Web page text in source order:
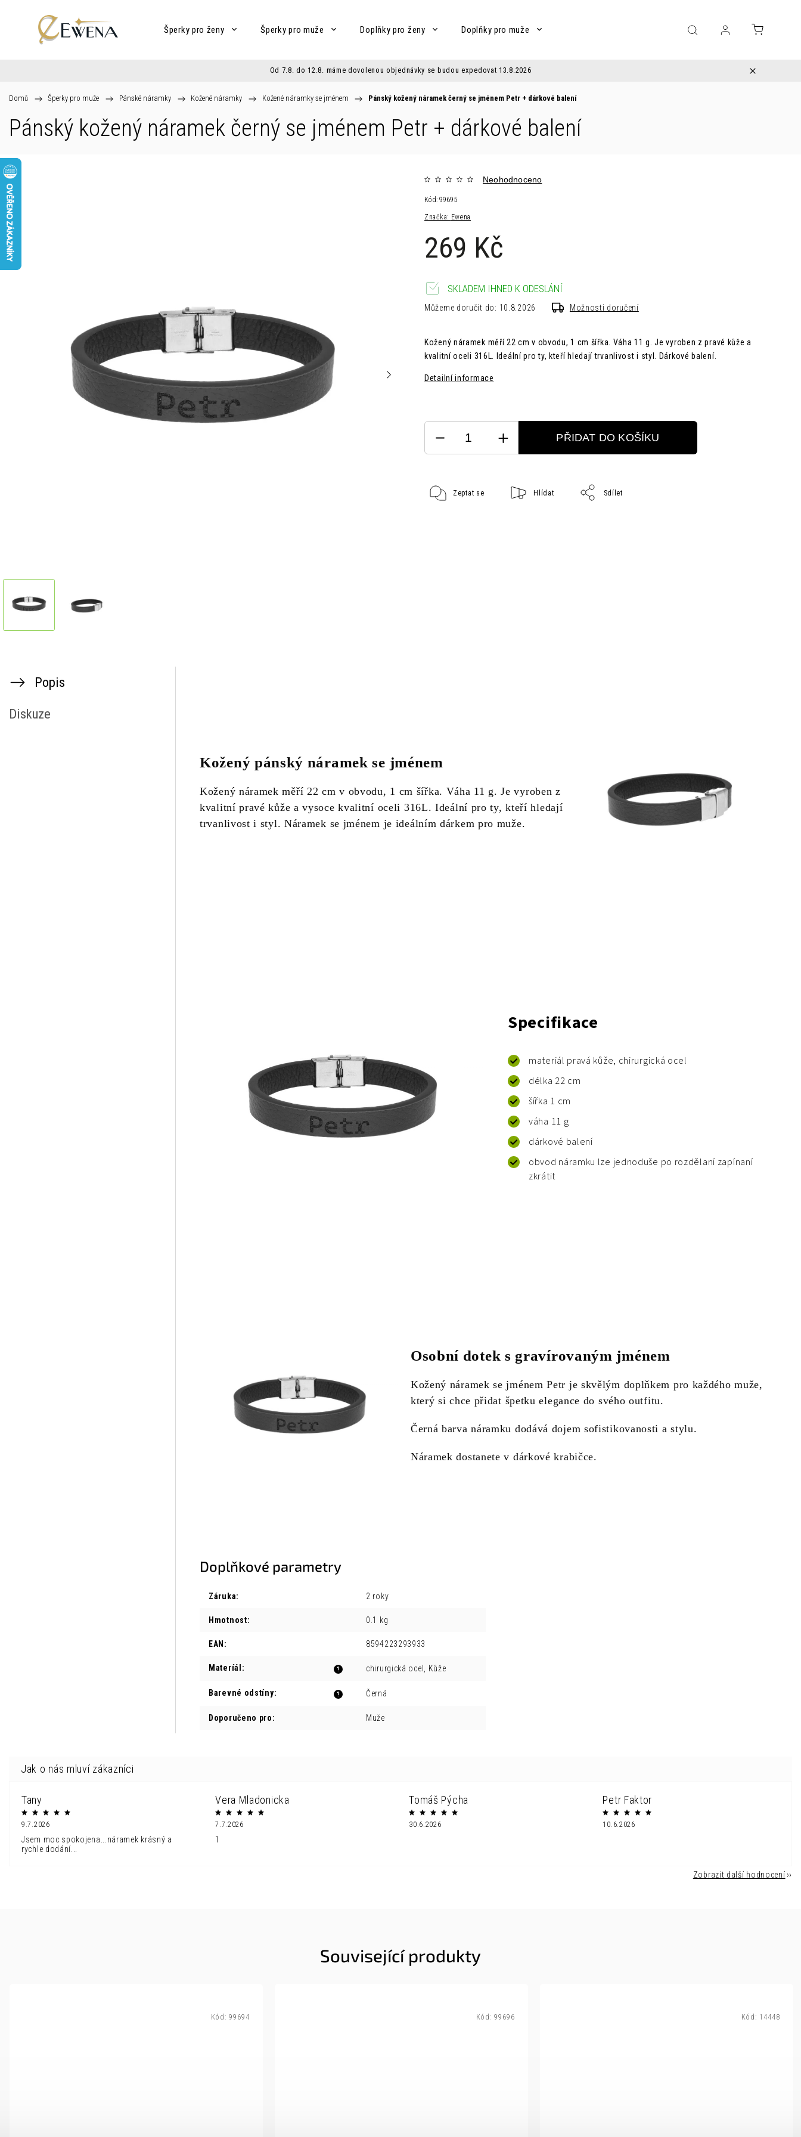
Šperky pro ženy Šperky pro muže Doplňky pro ženy Doplňky pro muže Výprodej Bižuterie
Od 7.8. do 12.8. máme dovolenou objednávky se budou expedovat 13.8.2026
Domů / Šperky pro muže / Pánské náramky / Kožené náramky / Kožené náramky se jménem / Pánský kožený náramek černý se jménem Petr + dárkové balení
Pánský kožený náramek černý se jménem Petr + dárkové balení
Značka: Ewena
Neohodnoceno
269 Kč
Kód: 99695
Kožený náramek měří 22 cm v obvodu, 1 cm šířka. Váha 11 g. Je vyroben z pravé kůže a
kvalitní oceli 316L. Ideální pro ty, kteří hledají trvanlivost i styl. Dárkové balení.
Detailní informace
SKLADEM IHNED K ODESLÁNÍ
Můžeme doručit do: 10.8.2026 Možnosti doručení
PŘIDAT DO KOŠÍKU
Zeptat se Hlídat Sdílet
Popis
Diskuze
Kožený pánský náramek se jménem
Kožený náramek měří 22 cm v obvodu, 1 cm šířka. Váha 11 g. Je vyroben z
kvalitní pravé kůže a vysoce kvalitní oceli 316L. Ideální pro ty, kteří hledají
trvanlivost i styl. Náramek se jménem je ideálním dárkem pro muže.
Specifikace
materiál pravá kůže, chirurgická ocel
délka 22 cm
šířka 1 cm
váha 11 g
dárkové balení
obvod náramku lze jednoduše po rozdělaní zapínaní
zkrátit
Osobní dotek s gravírovaným jménem
Kožený náramek se jménem Petr je skvělým doplňkem pro každého muže,
který si chce přidat špetku elegance do svého outfitu.
Černá barva náramku dodává dojem sofistikovanosti a stylu.
Náramek dostanete v dárkové krabičce.
Doplňkové parametry
Záruka: 2 roky
Hmotnost: 0.1 kg
EAN : 8594223293933
?
Materíál : chirurgická ocel, Kůže
?
Barevné odstíny: Černá
Doporučeno pro: Muže
Tany
9.7.2026
Jsem moc spokojena...náramek krásný a
rychle dodání...
Vera Mladonicka
7.7.2026
1
Tomáš Pýcha
30.6.2026
Petr Faktor
10.6.2026
Zobrazit další hodnocení
Související produkty
Kód: 99694 Kód: 99696 Kód: 14448